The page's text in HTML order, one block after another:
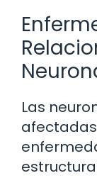
Las